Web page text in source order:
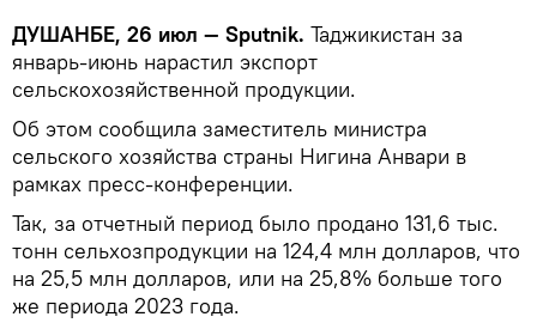
ДУШАНБЕ, 26 июл — Sputnik. Таджикистан за
январь-июнь нарастил экспорт
сельскохозяйственной продукции.
Об этом сообщила заместитель министра
сельского хозяйства страны Нигина Анвари в
рамках пресс-конференции.
Так, за отчетный период было продано 131,6 тыс.
тонн сельхозпродукции на 124,4 млн долларов, что
на 25,5 млн долларов, или на 25,8% больше того
же периода 2023 года.